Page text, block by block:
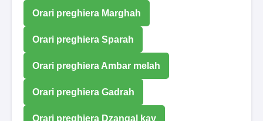
Orari preghiera Marghah
Orari preghiera Sparah
Orari preghiera Ambar melah
Orari preghiera Gadrah
Orari preghiera Dzangal kay